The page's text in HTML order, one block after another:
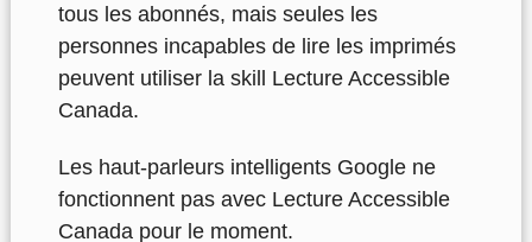
tous les abonnés, mais seules les
personnes incapables de lire les imprimés
peuvent utiliser la skill Lecture Accessible
Canada.
Les haut-parleurs intelligents Google ne
fonctionnent pas avec Lecture Accessible
Canada pour le moment.